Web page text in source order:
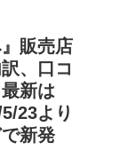
販売店
、口コ
新は
23より
新発